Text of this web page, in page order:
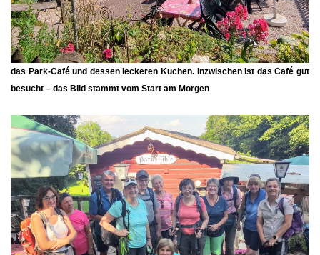
das Park-Caféund dessen leckeren Kuchen. Inzwischen ist das Café gut
besucht – das Bild stammt vom Start am Morgen